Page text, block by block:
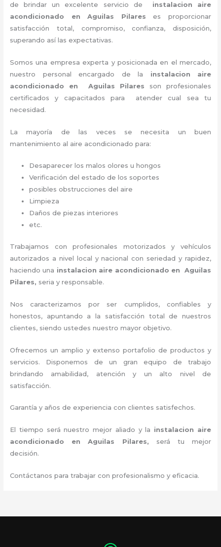
de brindar un excelente servicio de instalacion aire
acondicionado en Aguilas Pilares
es proporcionar
satisfacción total, compromiso, confianza, disposición,
superando así las expectativas.
Somos una empresa experta y posicionada en el mercado,
nuestro personal encargado de la instalacion aire
acondicionado en Aguilas Pilares
son profesionales
certificados y capacitados para atender cual sea tu
necesidad.
La mayoría de las veces se necesita un buen
mantenimiento al aire acondicionado para:
Desaparecer los malos olores u hongos
Verificación del estado de los soportes
posibles obstrucciones del aire
Limpieza
Daños de piezas interiores
etc.
Trabajamos con profesionales motorizados y vehículos
autorizados a nivel local y nacional con seriedad y rapidez,
haciendo una instalacion aire acondicionado en Aguilas
Pilares, seria y responsable.
Nos caracterizamos por ser cumplidos, confiables y
honestos, apuntando a la satisfacción total de nuestros
clientes, siendo ustedes nuestro mayor objetivo.
Ofrecemos un amplio y extenso portafolio de productos y
servicios. Disponemos de un gran equipo de trabajo
brindando amabilidad, atención y un alto nivel de
satisfacción.
Garantía y años de experiencia con clientes satisfechos.
El tiempo será nuestro mejor aliado y la instalacion aire
acondicionado en Aguilas Pilares, será tu mejor
decisión.
Contáctanos para trabajar con profesionalismo y eficacia.